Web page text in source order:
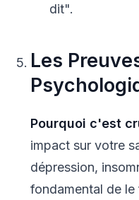
dit".
Les
Pourquoi c'est
impact sur votre
dépression,
fondamental de